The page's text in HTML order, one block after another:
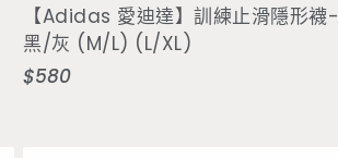
選擇選項
【Adidas 愛迪達】訓練止滑隱形襪-
黑/灰 (M/L) (L/XL)
定
$580